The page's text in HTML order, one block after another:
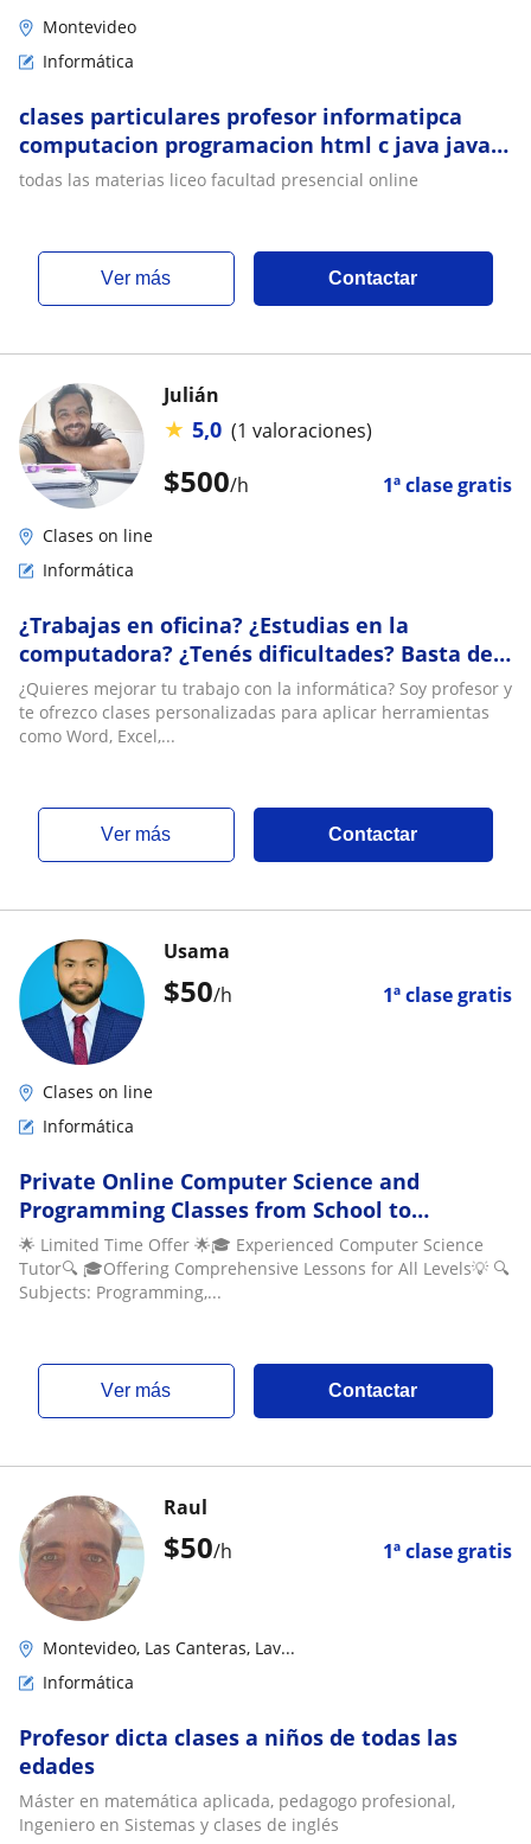
Montevideo
Informática
clases particulares profesor informatipca
computacion programacion html c java java
script base de datos presencial online
todas las materias liceo facultad presencial online
ver más Contactar
$500/h 1ª clase gratis
Julián
★ 5,0 (1 valoraciones)
Clases on line
Informática
¿Trabajas en oficina? ¿Estudias en la
computadora? ¿Tenés dificultades? Basta de
Tutoriales Genéricos. Clases Personalizadas.
=ESCRIBIME=
¿Quieres mejorar tu trabajo con la informática? Soy profesor y
te ofrezco clases personalizadas para aplicar herramientas
como Word, Excel,...
ver más Contactar
$50/h 1ª clase gratis
Usama
Clases on line
Informática
Private Online Computer Science and
Programming Classes from School to
Bachelors degree| At affordable Rates 4000
(Uruguayan Peso)
🌟 Limited Time Offer 🌟🎓 Experienced Computer Science
Tutor🔍 🎓Offering Comprehensive Lessons for All Levels💡 🔍
Subjects: Programming,...
ver más Contactar
$50/h 1ª clase gratis
Raul
Montevideo, Las Canteras, Lav...
Informática
Profesor dicta clases a niños de todas las
edades
Máster en matemática aplicada, pedagogo profesional,
Ingeniero en Sistemas y clases de inglés